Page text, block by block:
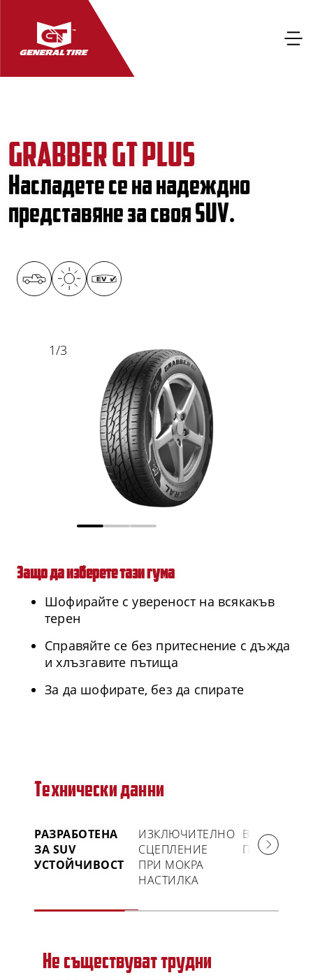
GRABBER GT PLUS
Насладете се на надеждно
представяне за своя SUV.
1/3
Защо да изберете тази гума
Шофирайте с увереност на всякакъв
терен
Справяйте се без притеснение с дъжда
и хлъзгавите пътища
За да шофирате, без да спирате
Технически данни
РАЗРАБОТЕНА
ЗА SUV
УСТОЙЧИВОСТ
ИЗКЛЮЧИТЕЛНО
СЦЕПЛЕНИЕ
ПРИ МОКРА
НАСТИЛКА
ВИСОК
ПРОБЕГ
Не съществуват трудни